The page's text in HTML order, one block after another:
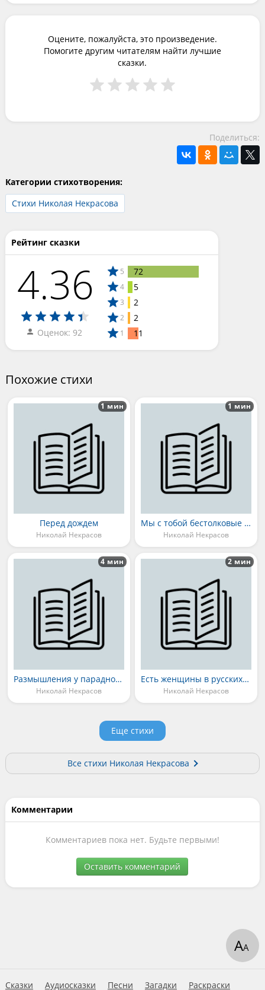
Оцените, пожалуйста, это произведение.
Помогите другим читателям найти лучшие
сказки.
Поделиться:
Категории стихотворения:
Стихи Николая Некрасова
Рейтинг сказки
4.36
Оценок: 92
5 72
4 5
3 2
2 2
1 11
Похожие стихи
Перед дождем
Николай Некрасов
1 мин
Мы с тобой бестолковые люди...
Николай Некрасов
1 мин
Размышления у парадного подъезда
Николай Некрасов
4 мин
Есть женщины в русских селеньях...
Николай Некрасов
2 мин
Еще стихи
Все стихи Николая Некрасова
Комментарии
Комментариев пока нет. Будьте первыми!
Оставить комментарий
Сказки Аудиосказки Песни Загадки Раскраски
АА